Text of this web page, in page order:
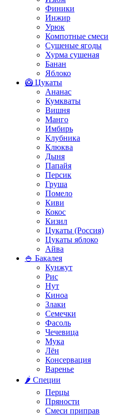
Финики
Инжир
Урюк
Компотные смеси
Сушеные ягоды
Хурма сушеная
Банан
Яблоко
🥝 Цукаты
Ананас
Кумкваты
Вишня
Манго
Имбирь
Клубника
Клюква
Дыня
Папайя
Персик
Груша
Помело
Киви
Кокос
Кизил
Цукаты (Россия)
Цукаты яблоко
Айва
🍚 Бакалея
Кунжут
Рис
Нут
Киноа
Злаки
Семечки
Фасоль
Чечевица
Мука
Лён
Консервация
Варенье
🌶️ Специи
Перцы
Пряности
Смеси приправ